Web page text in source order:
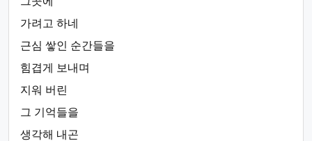
가려고 하네
근심 쌓인 순간들을
힘겹게 보내며
지워 버린
그 기억들을
생각해 내곤